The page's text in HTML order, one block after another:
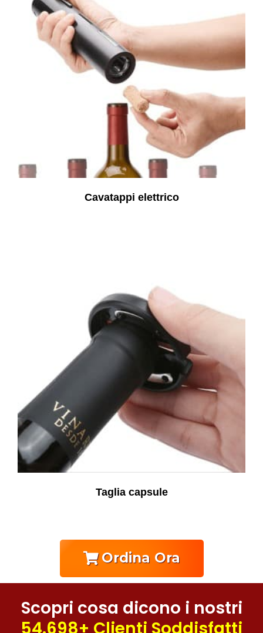
Taglia capsule
Cavatappi elettrico
Ordina Ora
Scopri cosa dicono i nostri